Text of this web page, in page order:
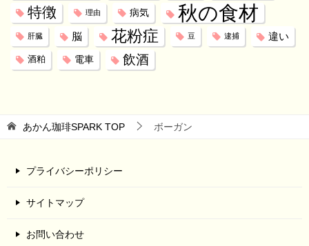
特徴 理由 病気 秋の食材
肝臓 脳 花粉症 豆 逮捕 違い
酒粕 電車 飲酒
あかん珈琲SPARK TOP ボーガン
プライバシーポリシー
サイトマップ
お問い合わせ